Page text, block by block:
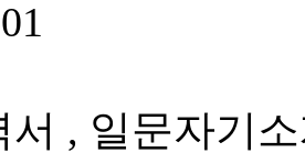
서 , 일문자기